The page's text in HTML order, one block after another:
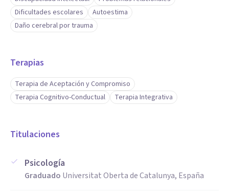
Dificultades escolares
Autoestima
Daño cerebral por trauma
Terapias
Terapia de Aceptación y Compromiso
Terapia Cognitivo-Conductual
Terapia Integrativa
Titulaciones
Psicología
Graduado Universitat Oberta de Catalunya, España